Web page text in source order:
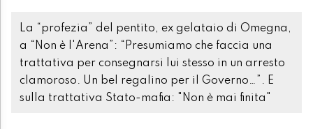
La “profezia” del pentito, ex gelataio di Omegna,
a “Non è l'Arena”: “Presumiamo che faccia una
trattativa per consegnarsi lui stesso in un arresto
clamoroso. Un bel regalino per il Governo…”. E
sulla trattativa Stato-mafia: "Non è mai finita"